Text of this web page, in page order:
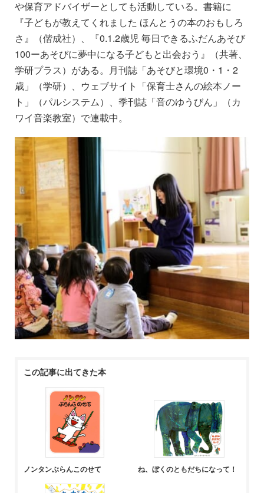
や保育アドバイザーとしても活動している。書籍に
『子どもが教えてくれました ほんとうの本のおもしろ
さ』（偕成社）、『0.1.2歳児 毎日できるふだんあそび
100ーあそびに夢中になる子どもと出会おう』（共著、
学研プラス）がある。月刊誌「あそびと環境0・1・2
歳」（学研）、ウェブサイト「保育士さんの絵本ノー
ト」（パルシステム）、季刊誌「音のゆうびん」（カ
ワイ音楽教室）で連載中。
この記事に出てきた本
ノンタンぶらんこのせて ね、ぼくのともだちになって！